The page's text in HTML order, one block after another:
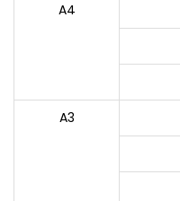
A4
A3